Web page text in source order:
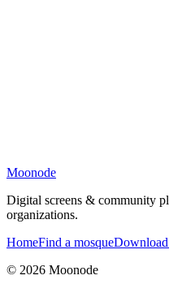
Moonode
Digital screens & community
organizations.
HomeFind a mosque
© 2026 Moonode